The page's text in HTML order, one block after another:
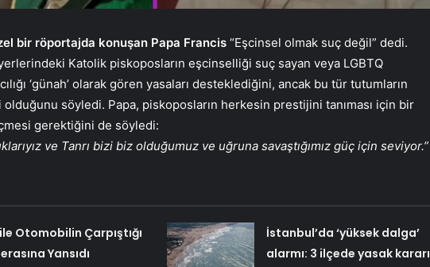
bir röportajda konuşan Papa Francis “Eşcinsel olmak suç değil” dedi.
Katolik piskoposların eşcinselliği suç sayan veya LGBTQ
‘günah’ olarak gören yasaları desteklediğini, ancak bu tür tutumların
söyledi. Papa, piskoposların herkesin prestijini tanıması için bir
gerektiğini de söyledi:
ve Tanrı bizi biz olduğumuz ve uğruna savaştığımız güç için seviyor.”
Otomobilin Çarpıştığı
Yansıdı
İstanbul’da ‘yüksek dalga’
alarmı: 3 ilçede yasak kararı